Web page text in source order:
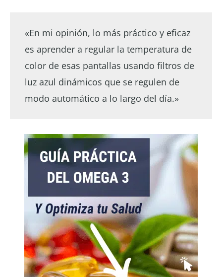
«En mi opinión, lo más práctico y eficaz
es aprender a regular la temperatura de
color de esas pantallas usando filtros de
luz azul dinámicos que se regulen de
modo automático a lo largo del día.»